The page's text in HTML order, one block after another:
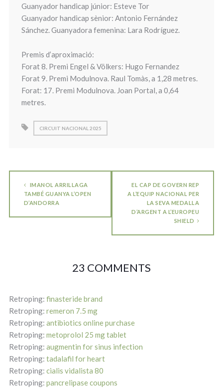
Guanyador handicap júnior: Esteve Tor
Guanyador handicap sènior: Antonio Fernández
Sánchez. Guanyadora femenina: Lara Rodríguez.
Premis d’aproximació:
Forat 8. Premi Engel & Völkers: Hugo Fernandez
Forat 9. Premi Modulnova. Raul Tomàs, a 1,28 metres.
Forat: 17. Premi Modulnova. Joan Portal, a 0,64
metres.
CIRCUIT NACIONAL 2025
IMANOL ARRILLAGA
TAMBÉ GUANYA L’OPEN
D’ANDORRA
EL CAP DE GOVERN REP
A L’EQUIP NACIONAL PER
LA SEVA MEDALLA
D’ARGENT A L’EUROPEU
SHIELD
23 COMMENTS
Retroping: finasteride brand
Retroping: remeron 7.5 mg
Retroping: antibiotics online purchase
Retroping: metoprolol 25 mg tablet
Retroping: augmentin for sinus infection
Retroping: tadalafil for heart
Retroping: cialis vidalista 80
Retroping: pancrelipase coupons